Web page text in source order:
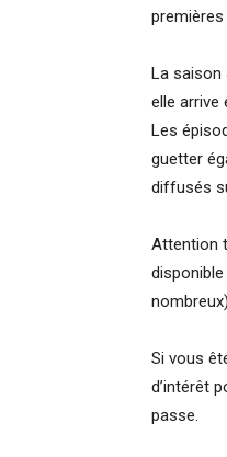
premières
La saison
elle arrive
Les
guetter
diffusés
Attention
nombreux).
Si vous
d’intérêt
passe.